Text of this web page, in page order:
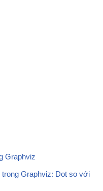
Graphviz
Graphviz: Dot so với